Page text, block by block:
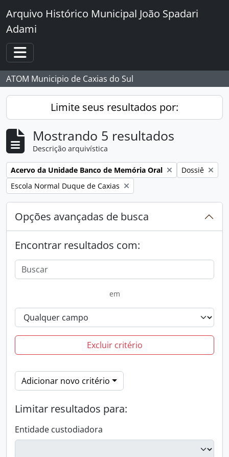
Skip to main content
Arquivo Histórico Municipal João Spadari
Adami
Toggle navigation
ATOM Municipio de Caxias do Sul
Limite seus resultados por:
Mostrando 5 resultados
Descrição arquivística
Remover filtro:
Acervo da Unidade Banco de Memória Oral Remover
Dossiê
Remover filtro:
Escola Normal Duque de Caxias
Opções avançadas de busca
Encontrar resultados com:
em
Excluir critério
Adicionar novo critério
Limitar resultados para:
Entidade custodiadora